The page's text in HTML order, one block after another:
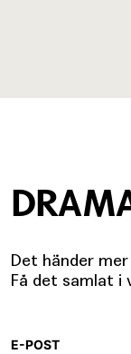
Det händer
Få det samlat i
E-POST